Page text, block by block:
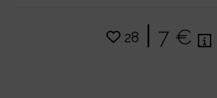
28 | 7 €